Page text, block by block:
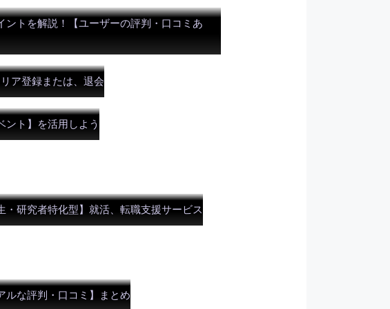
トを解説！【ユーザーの評判・口コミあ
ア登録または、退会
ント】を活用しよう
研究者特化型】就活、転職支援サービス
ルな評判・口コミ】まとめ